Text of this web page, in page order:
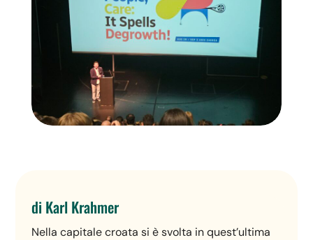
di Karl Krahmer
Nella capitale croata si è svolta in quest’ultima